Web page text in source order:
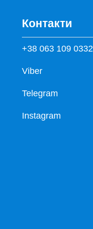
Контакти
+38 063 109 0332
Viber
Telegram
Instagram